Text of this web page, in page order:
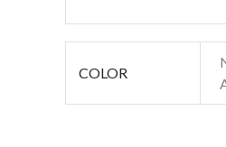
COLOR